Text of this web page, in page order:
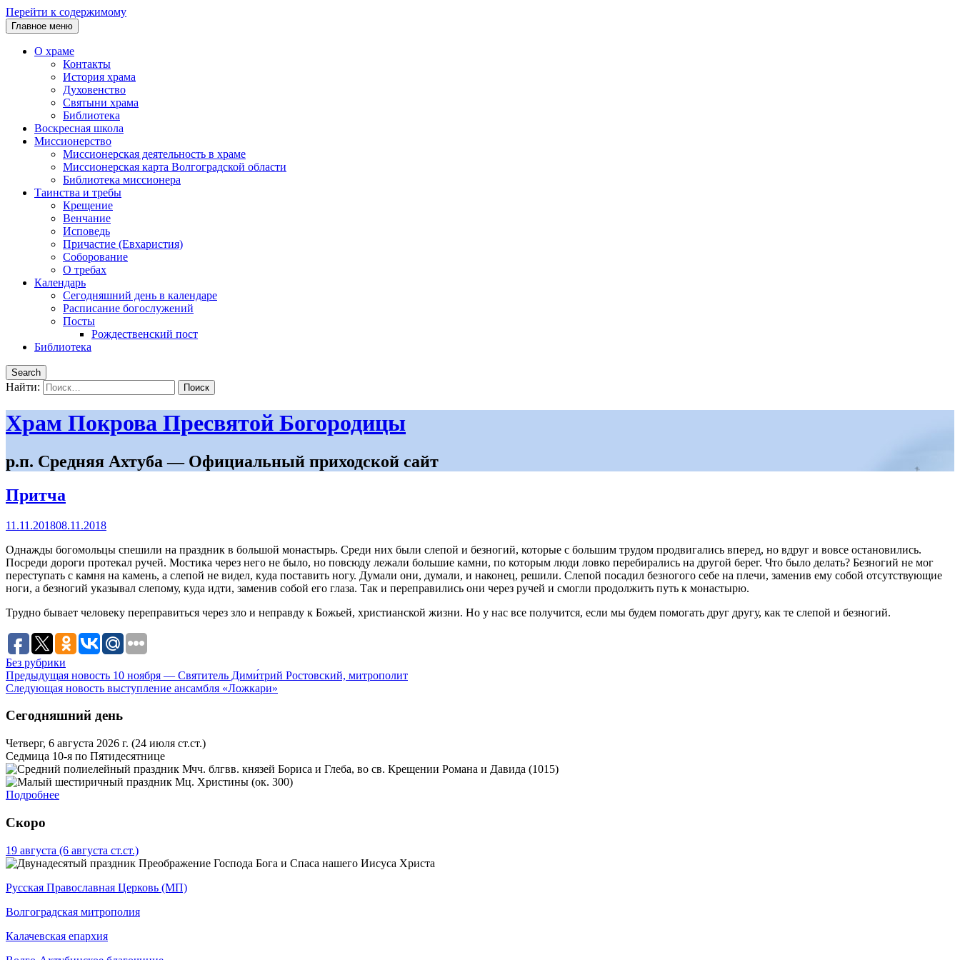
Перейти к содержимому
Главное меню
О храме
Контакты
История храма
Духовенство
Святыни храма
Библиотека
Воскресная школа
Миссионерство
Миссионерская деятельность в храме
Миссионерская карта Волгоградской области
Библиотека миссионера
Таинства и требы
Крещение
Венчание
Исповедь
Причастие (Евхаристия)
Соборование
О требах
Календарь
Сегодняшний день в календаре
Расписание богослужений
Посты
Рождественский пост
Библиотека
Search
Найти:
Храм Покрова Пресвятой Богородицы
р.п. Средняя Ахтуба — Официальный приходской сайт
Притча
11.11.201808.11.2018
Однажды богомольцы спешили на праздник в большой монастырь. Среди них были слепой и безногий, которые с большим трудом продвигались вперед, но вдруг и вовсе остановились.
Посреди дороги протекал ручей. Мостика через него не было, но повсюду лежали большие камни, по которым люди ловко перебирались на другой берег. Что было делать? Безногий не мог
переступать с камня на камень, а слепой не видел, куда поставить ногу. Думали они, думали, и наконец, решили. Слепой посадил безногого себе на плечи, заменив ему собой отсутствующие
ноги, а безногий указывал слепому, куда идти, заменив собой его глаза. Так и переправились они через ручей и смогли продолжить путь к монастырю.
Трудно бывает человеку переправиться через зло и неправду к Божьей, христианской жизни. Но у нас все получится, если мы будем помогать друг другу, как те слепой и безногий.
Без рубрики
Предыдущая новость 10 ноября — Святитель Дими́трий Ростовский, митрополит
Следующая новость выступление ансамбля «Ложкари»
Сегодняшний день
Четверг, 6 августа 2026 г. (24 июля ст.ст.)
Седмица 10-я по Пятидесятнице
Мчч. блгвв. князей Бориса и Глеба, во св. Крещении Романа и Давида (1015)
Мц. Христины (ок. 300)
Подробнее
Скоро
19 августа (6 августа ст.ст.)
Преображение Господа Бога и Спаса нашего Иисуса Христа
Русская Православная Церковь (МП)
Волгоградская митрополия
Калачевская епархия